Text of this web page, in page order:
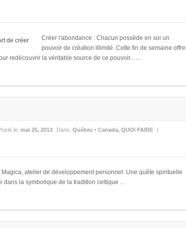
Créer l'abondance : Chacun possède en soi un
pouvoir de création illimité. Cette fin de semaine offre
redécouvrir la véritable source de ce pouvoir... ...
le: mai 25, 2013 Dans: Québec • Canada, QUOI FAIRE |
Magica, atelier de développement personnel: Une quête spirituelle
dans la symbolique de la tradition celtique ...